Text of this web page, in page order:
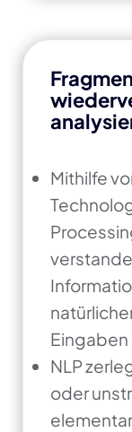
Mithilfe
Eingaben
NLP
oder